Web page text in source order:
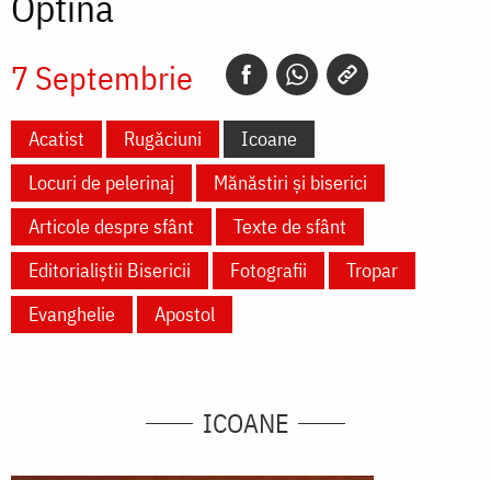
7 Septembrie
Acatist Rugăciuni
Icoane
Locuri de pelerinaj
Mănăstiri și biserici
Articole despre sfânt
Texte de sfânt
Editorialiștii Bisericii
Fotografii
Tropar
Evanghelie
Apostol
ICOANE